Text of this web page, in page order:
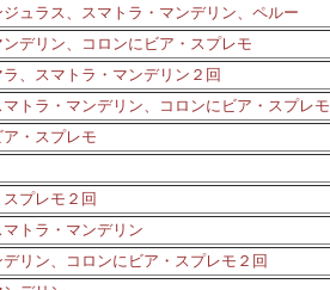
ュラス、スマトラ・マンデリン、ペルー
デリン、コロンにビア・スプレモ
、スマトラ・マンデリン２回
トラ・マンデリン、コロンにビア・スプレモ
・スプレモ
プレモ２回
トラ・マンデリン
リン、コロンにビア・スプレモ２回